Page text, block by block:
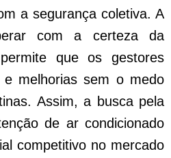
a segurança coletiva. A
com a certeza da
que os gestores
e melhorias sem o medo
Assim, a busca pela
de ar condicionado
competitivo no mercado